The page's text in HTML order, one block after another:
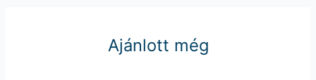
Ajánlott még